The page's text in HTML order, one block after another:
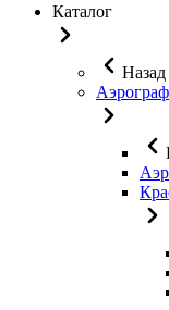
Каталог
Назад